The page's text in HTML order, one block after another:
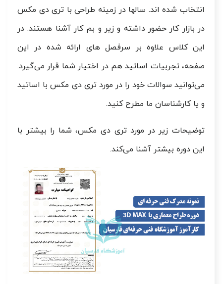
انتخاب شده اند. سالها در زمینه طراحی با تری دی مکس
در بازار کار حضور داشته و زیر و بم کار آشنا هستند. در
این کلاس علاوه بر سرفصل های ارائه شده در این
صفحه، تجربیات اساتید هم در اختیار شما قرار می‌گیرد.
می‌توانید سوالات خود را در مورد تری دی مکس با اساتید
و یا کارشناسان ما مطرح کنید.
توضیحات زیر در مورد تری دی مکس، شما را بیشتر با
این دوره بیشتر آشنا می‌کند.